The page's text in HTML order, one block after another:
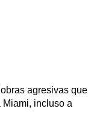
agresivas que
incluso a